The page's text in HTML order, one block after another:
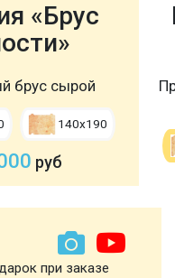
«Брус
брус сырой
140х190
руб
при заказе